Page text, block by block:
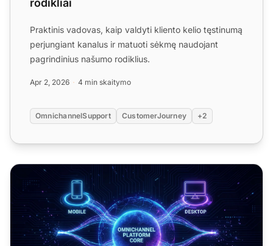
rodikliai
Praktinis vadovas, kaip valdyti kliento kelio tęstinumą
perjungiant kanalus ir matuoti sėkmę naudojant
pagrindinius našumo rodiklius.
Apr 2, 2026 4 min skaitymo
OmnichannelSupport CustomerJourney +2
Techninis visų kanalų palaikymo įgyvendinimas